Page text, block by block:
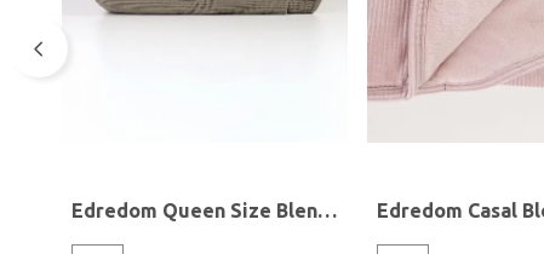
Edredom Queen Size Blend Sense Boss Altenburg VERDE